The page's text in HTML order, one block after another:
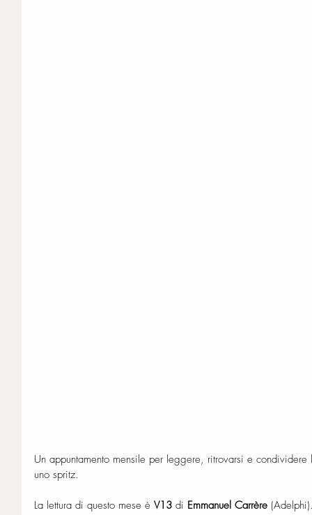
Un appuntamento mensile per leggere, ritrovarsi e
uno spritz.
La lettura di questo mese è V13 di Emmanuel Carrère